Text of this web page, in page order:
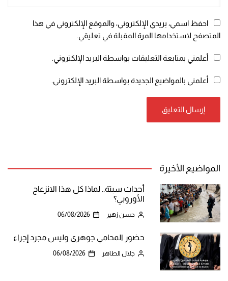
احفظ اسمي، بريدي الإلكتروني، والموقع الإلكتروني في هذا
المتصفح لاستخدامها المرة المقبلة في تعليقي.
أعلمني بمتابعة التعليقات بواسطة البريد الإلكتروني.
أعلمني بالمواضيع الجديدة بواسطة البريد الإلكتروني.
المواضيع الأخيرة
أحداث سبتة.. لماذا كل هذا الانزعاج
الأوروبي؟
حسن زهير 06/08/2026
حضور المحامي جوهري وليس مجرد إجراء
جلال الطاهر 06/08/2026